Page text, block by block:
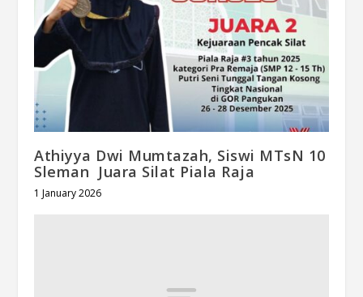
Athiyya Dwi Mumtazah, Siswi MTsN 10
Sleman Juara Silat Piala Raja
1 January 2026